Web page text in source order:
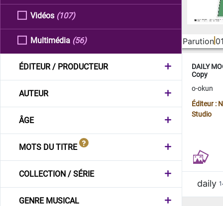
Vidéos (107)
Multimédia (56)
ÉDITEUR / PRODUCTEUR
AUTEUR
ÂGE
MOTS DU TITRE
COLLECTION / SÉRIE
GENRE MUSICAL
Parution
DAILY
Copy
o-okun
Éditeur :
Studio
daily